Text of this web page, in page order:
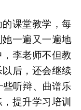
课堂教学，每
一遍又一遍地
李老师不但教
后，还会继续
听辩、曲谱乐
提升学习培训